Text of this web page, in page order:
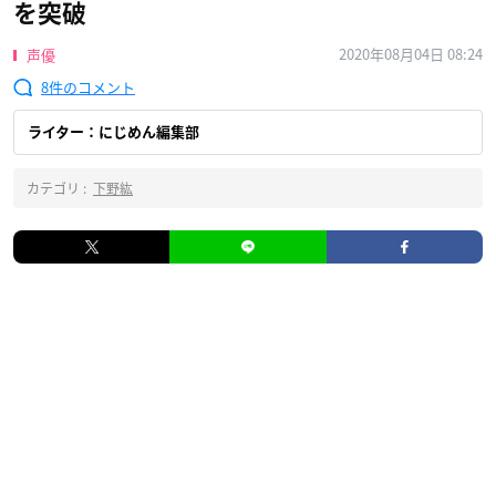
を突破
声優
2020年08月04日 08:24
8
ライター：にじめん編集部
カテゴリ : 下野紘